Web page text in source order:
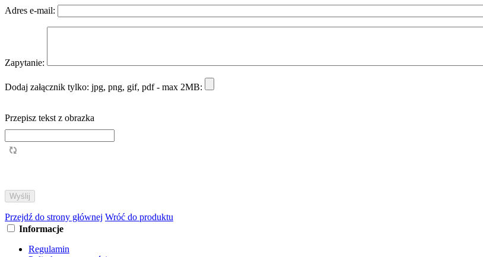
Adres e-mail:
Zapytanie:
Dodaj załącznik tylko: jpg, png, gif, pdf - max 2MB:
Przepisz tekst z obrazka
Przejdź do strony głównej Wróć do produktu
Informacje
Regulamin